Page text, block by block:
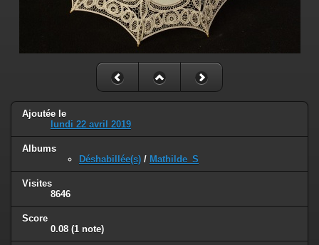
Ajoutée le
lundi 22 avril 2019
Albums
Déshabillée(s) / Mathilde_S
Visites
8646
Score
0.08 (1 note)